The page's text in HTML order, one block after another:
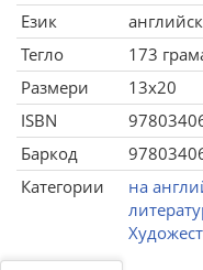
Език
Тегло
173
Размери
13x20
ISBN
Баркод
Категории
на